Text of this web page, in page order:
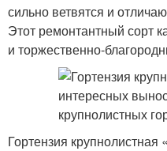
сильно ветвятся и
Этот ремонтантный сорт
и торжественно-
Гортензия